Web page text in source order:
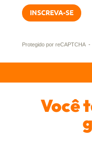
Protegido por reCAPTCHA -
Você